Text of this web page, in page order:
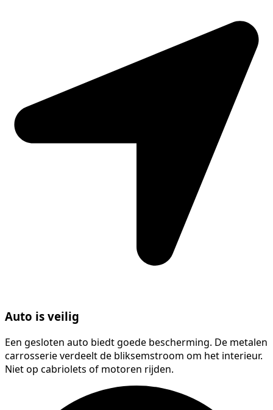
Auto is veilig
Een gesloten auto biedt goede bescherming. De metalen
carrosserie verdeelt de bliksemstroom om het interieur.
Niet op cabriolets of motoren rijden.